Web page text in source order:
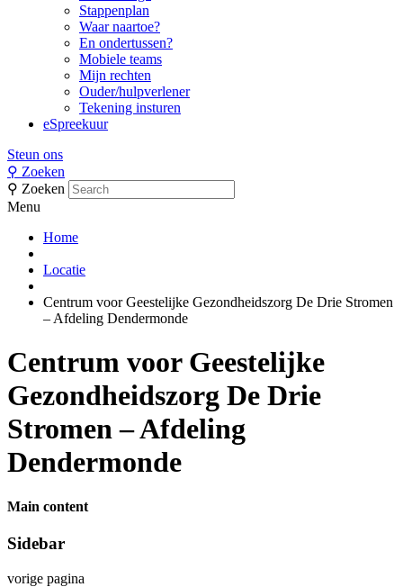
Stappenplan
Waar naartoe?
En ondertussen?
Mobiele teams
Mijn rechten
Ouder/hulpverlener
Tekening insturen
eSpreekuur
Steun ons
⚲ Zoeken
⚲ Zoeken
Menu
Home
Locatie
Centrum voor Geestelijke Gezondheidszorg De Drie Stromen
– Afdeling Dendermonde
Centrum voor Geestelijke
Gezondheidszorg De Drie
Stromen – Afdeling
Dendermonde
Main content
Sidebar
vorige pagina